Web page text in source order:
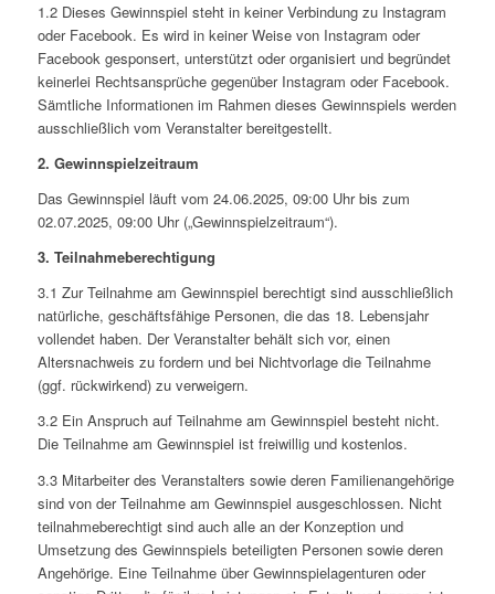
1.2 Dieses Gewinnspiel steht in keiner Verbindung zu Instagram
oder Facebook. Es wird in keiner Weise von Instagram oder
Facebook gesponsert, unterstützt oder organisiert und begründet
keinerlei Rechtsansprüche gegenüber Instagram oder Facebook.
Sämtliche Informationen im Rahmen dieses Gewinnspiels werden
ausschließlich vom Veranstalter bereitgestellt.
2. Gewinnspielzeitraum
Das Gewinnspiel läuft vom 24.06.2025, 09:00 Uhr bis zum
02.07.2025, 09:00 Uhr („Gewinnspielzeitraum“).
3. Teilnahmeberechtigung
3.1 Zur Teilnahme am Gewinnspiel berechtigt sind ausschließlich
natürliche, geschäftsfähige Personen, die das 18. Lebensjahr
vollendet haben. Der Veranstalter behält sich vor, einen
Altersnachweis zu fordern und bei Nichtvorlage die Teilnahme
(ggf. rückwirkend) zu verweigern.
3.2 Ein Anspruch auf Teilnahme am Gewinnspiel besteht nicht.
Die Teilnahme am Gewinnspiel ist freiwillig und kostenlos.
3.3 Mitarbeiter des Veranstalters sowie deren Familienangehörige
sind von der Teilnahme am Gewinnspiel ausgeschlossen. Nicht
teilnahmeberechtigt sind auch alle an der Konzeption und
Umsetzung des Gewinnspiels beteiligten Personen sowie deren
Angehörige. Eine Teilnahme über Gewinnspielagenturen oder